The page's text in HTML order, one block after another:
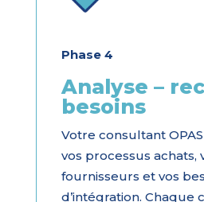
Phase 4
Analyse –
besoins
Votre consultant
vos processus achats,
fournisseurs et vos
d’intégration. Chaque